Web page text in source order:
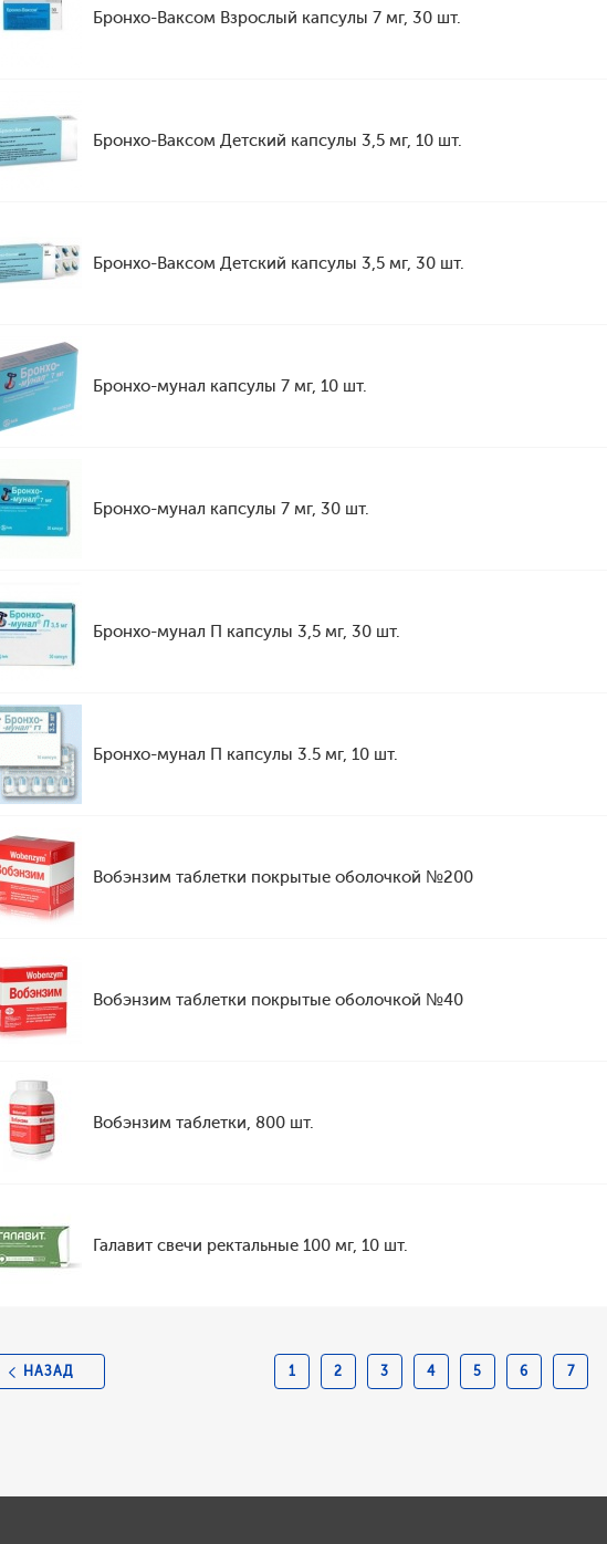
Бронхо-Ваксом Взрослый капсулы 7 мг, 30 шт.
Бронхо-Ваксом Детский капсулы 3,5 мг, 10 шт.
Бронхо-Ваксом Детский капсулы 3,5 мг, 30 шт.
Бронхо-мунал капсулы 7 мг, 10 шт.
Бронхо-мунал капсулы 7 мг, 30 шт.
Бронхо-мунал П капсулы 3,5 мг, 30 шт.
Бронхо-мунал П капсулы 3.5 мг, 10 шт.
Вобэнзим таблетки покрытые оболочкой №200
Вобэнзим таблетки покрытые оболочкой №40
Вобэнзим таблетки, 800 шт.
Галавит свечи ректальные 100 мг, 10 шт.
НАЗАД 1 2 3 4 5 6 7